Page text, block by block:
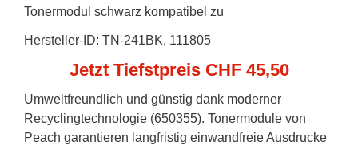
Tonermodul schwarz kompatibel zu
Hersteller-ID: TN-241BK, 111805
Jetzt Tiefstpreis CHF 45,50
Umweltfreundlich und günstig dank moderner
Recyclingtechnologie (650355). Tonermodule von
Peach garantieren langfristig einwandfreie Ausdrucke